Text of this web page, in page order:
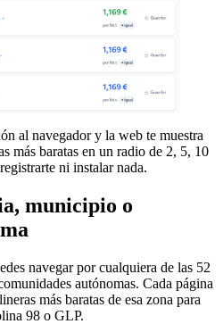
al navegador y la web te muestra
más baratas en un radio de 2, 5, 10
ni instalar nada.
municipio o
navegar por cualquiera de las 52
autónomas. Cada página
más baratas de esa zona para
98 o GLP.